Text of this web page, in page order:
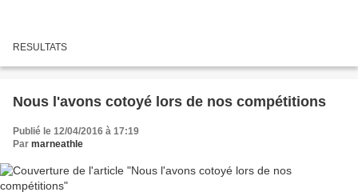
RESULTATS
Nous l'avons cotoyé lors de nos compétitions
Publié le 12/04/2016 à 17:19
Par marneathle